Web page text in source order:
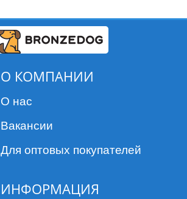
О КОМПАНИИ
О нас
Вакансии
Для оптовых покупателей
ИНФОРМАЦИЯ